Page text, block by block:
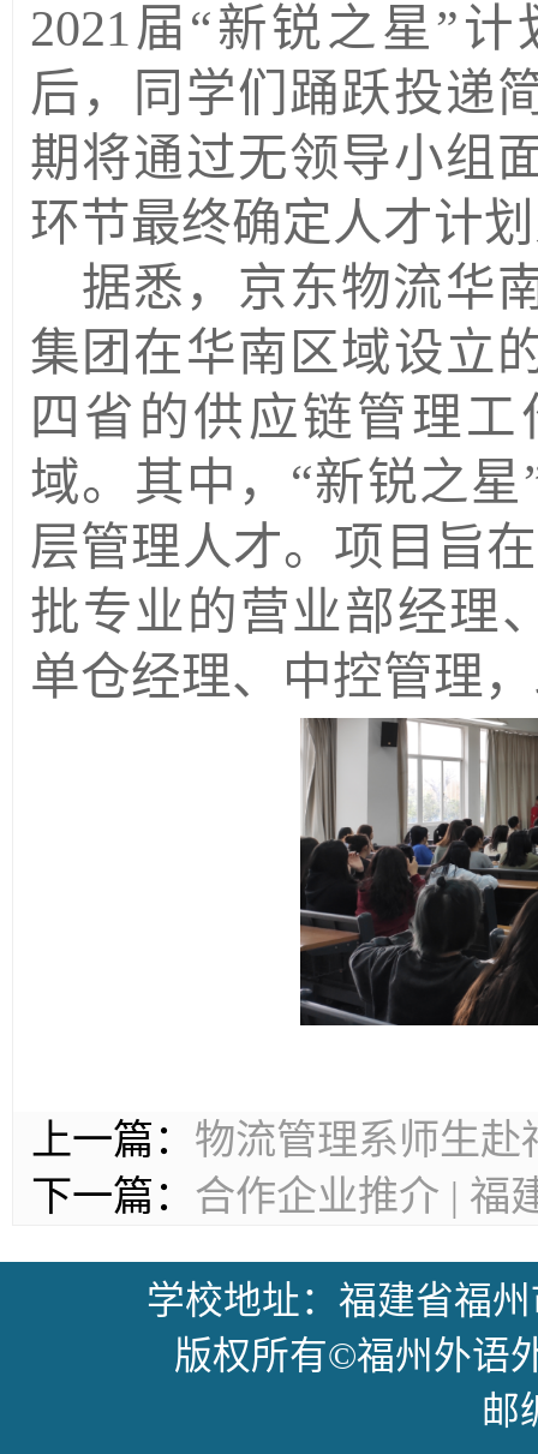
2021届“新锐之星”
后，同学们踊跃投递
期将通过无领导小组
环节最终确定人才计
据悉， 京东物流华
集团在华南区域设立
四省的供应链管理
域。其中， “新锐之
层管理人才。项目旨
批专业的营业部经理
单仓经理、中控管理
上一篇： 物流管理系师生赴
下一篇： 合作企业推介 | 福
学校地址：福建省福
版权所有©福州外语
邮